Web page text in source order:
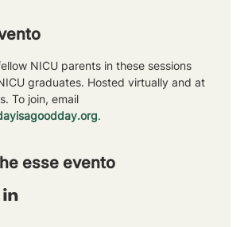
NICU parents in these sessions
graduates. Hosted virtually and at
To join, email
.
esse evento